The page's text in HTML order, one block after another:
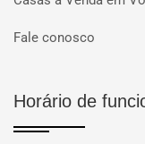
Fale conosco
Horário de